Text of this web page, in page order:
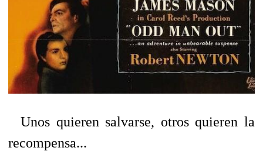
Unos quieren salvarse, otros quieren la
recompensa...